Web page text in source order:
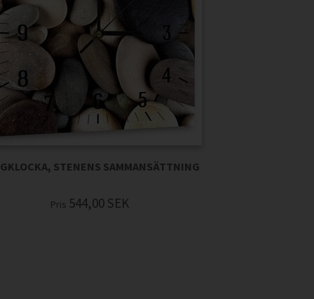
STENENS SAMMANSÄTTNING
Pris 544,00 SEK